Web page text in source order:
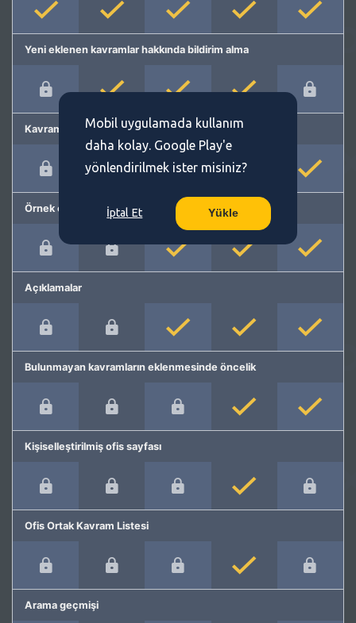
Yeni eklenen kavramlar hakkında bildirim alma
Kavram önerme
Örnek cümleler
Açıklamalar
Bulunmayan kavramların eklenmesinde öncelik
Kişiselleştirilmiş ofis sayfası
Ofis Ortak Kavram Listesi
Arama geçmişi
Mobil uygulamada kullanım
daha kolay. Google Play'e
yönlendirilmek ister misiniz?
İptal Et Yükle